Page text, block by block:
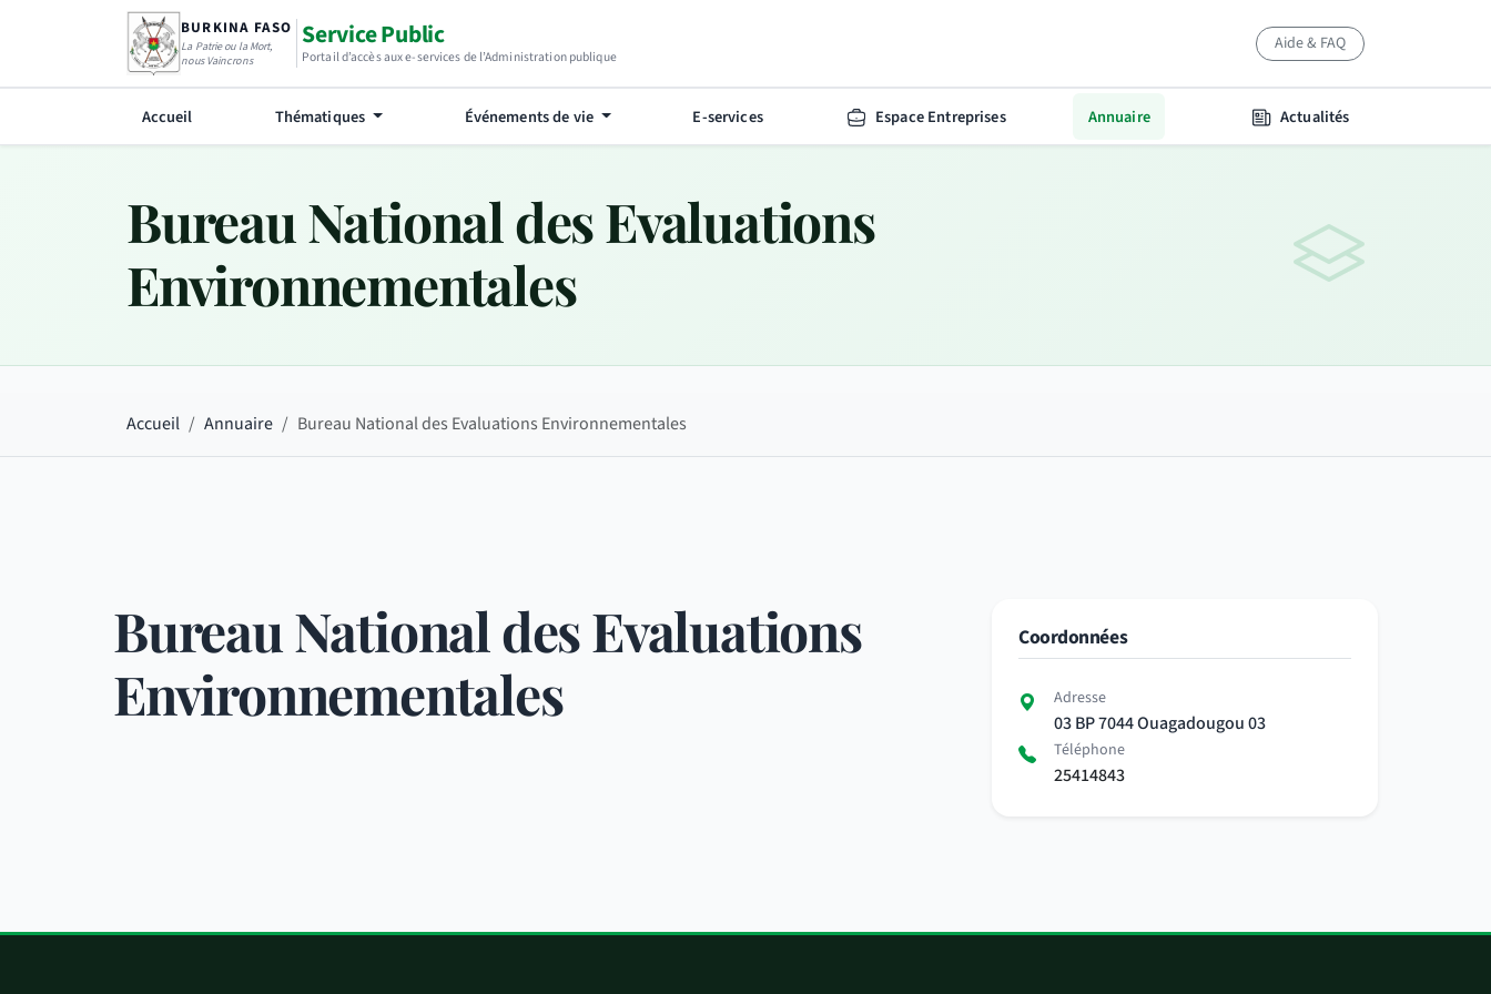
BURKINA FASO
La Patrie ou la Mort,
nous Vaincrons
Service Public
Portail d’accès aux e-services de l’Administration publique
Aide & FAQ
Accueil Thématiques Événements de vie E-services Espace Entreprises Annuaire Actualités
Bureau National des Evaluations
Environnementales
Accueil Annuaire Bureau National des Evaluations Environnementales
Bureau National des Evaluations
Environnementales
Coordonnées
Adresse
03 BP 7044 Ouagadougou 03
Téléphone
25414843